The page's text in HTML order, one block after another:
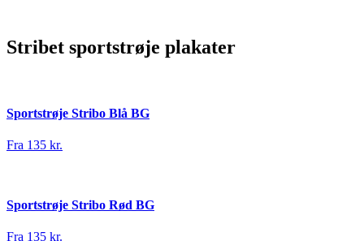
Stribet sportstrøje plakater
Sportstrøje Stribo Blå BG
Fra 135 kr.
Sportstrøje Stribo Rød BG
Fra 135 kr.